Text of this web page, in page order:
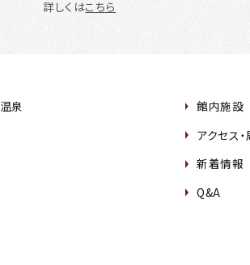
詳しくはこちら
温泉
館内施設
アクセス
新着情報
Q&A